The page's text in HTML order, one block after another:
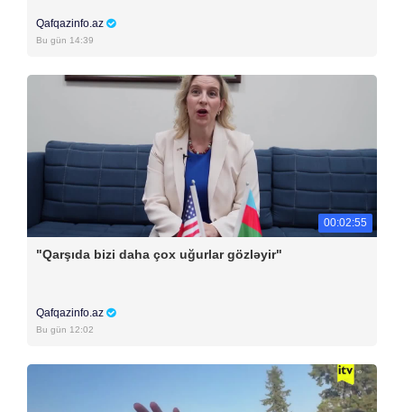
Qafqazinfo.az
Bu gün 14:39
00:02:55
"Qarşıda bizi daha çox uğurlar gözləyir"
Qafqazinfo.az
Bu gün 12:02